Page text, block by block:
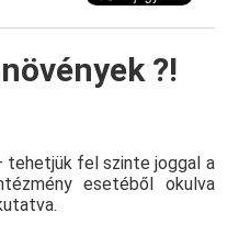
?!
tehetjük fel szinte joggal a
esetéből okulva